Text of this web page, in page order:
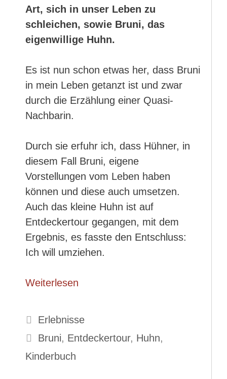
Art, sich in unser Leben zu
schleichen, sowie Bruni, das
eigenwillige Huhn.
Es ist nun schon etwas her, dass Bruni
in mein Leben getanzt ist und zwar
durch die Erzählung einer Quasi-
Nachbarin.
Durch sie erfuhr ich, dass Hühner, in
diesem Fall Bruni, eigene
Vorstellungen vom Leben haben
können und diese auch umsetzen.
Auch das kleine Huhn ist auf
Entdeckertour gegangen, mit dem
Ergebnis, es fasste den Entschluss:
Ich will umziehen.
Weiterlesen
Kategorien
Erlebnisse
Schlagwörter
Bruni, Entdeckertour, Huhn,
Kinderbuch